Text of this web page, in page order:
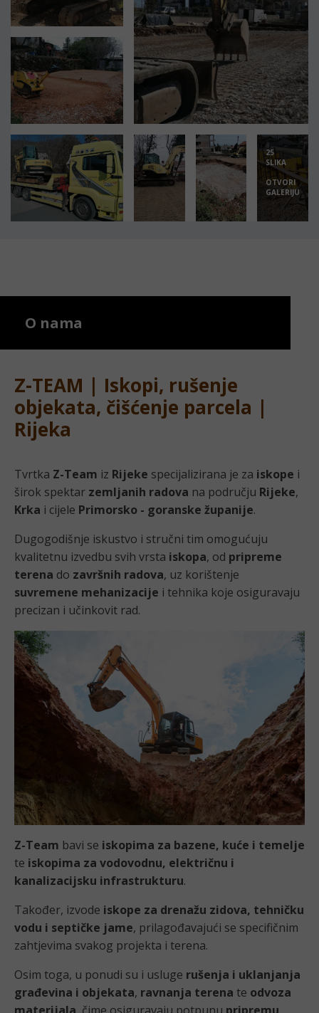
25
SLIKA
OTVORI
GALERIJU
O nama
Z-TEAM | Iskopi, rušenje
objekata, čišćenje parcela |
Rijeka
Tvrtka Z-Team iz Rijeke specijalizirana je za iskope i
širok spektar zemljanih radova na području Rijeke,
Krka i cijele Primorsko - goranske županije.
Dugogodišnje iskustvo i stručni tim omogućuju
kvalitetnu izvedbu svih vrsta iskopa, od pripreme
terena do završnih radova, uz korištenje
suvremene mehanizacije i tehnika koje osiguravaju
precizan i učinkovit rad.
Z-Team bavi se iskopima za bazene, kuće i temelje
te iskopima za vodovodnu, električnu i
kanalizacijsku infrastrukturu.
Također, izvode iskope za drenažu zidova, tehničku
vodu i septičke jame, prilagođavajući se specifičnim
zahtjevima svakog projekta i terena.
Osim toga, u ponudi su i usluge rušenja i uklanjanja
građevina i objekata, ravnanja terena te odvoza
materijala , čime osiguravaju potpunu pripremu